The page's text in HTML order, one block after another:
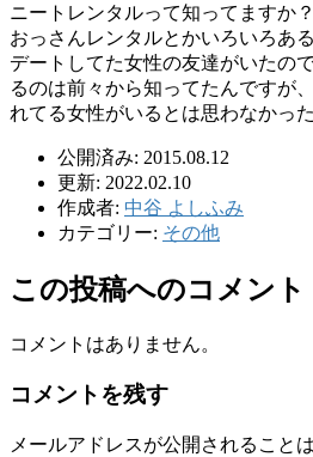
ニートレンタルって知ってますか
おっさんレンタルとかいろいろあ
デートしてた女性の友達がいたの
るのは前々から知ってたんですが
れてる女性がいるとは思わなかった
公開済み: 2015.08.12
更新: 2022.02.10
作成者: 中谷 よしふみ
カテゴリー: その他
この投稿へのコメント
コメントはありません。
コメントを残す
メールアドレスが公開されること